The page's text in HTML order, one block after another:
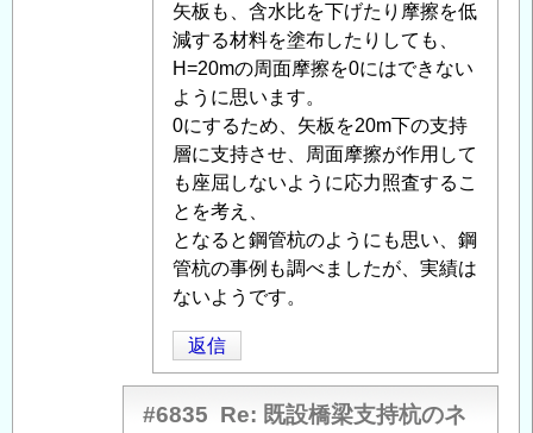
る
「 Re:
既
設
橋
梁
支
持
杭
の
ネ
ガ
テ
ィ
ブ
矢板も、含水比を下げたり摩擦を低
減する材料を塗布したりしても、
H=20mの周面摩擦を0にはできない
ように思います。
0にするため、矢板を20m下の支持
層に支持させ、周面摩擦が作用して
も座屈しないように応力照査するこ
とを考え、
となると鋼管杭のようにも思い、鋼
管杭の事例も調べましたが、実績は
ないようです。
返信
#6835 Re: 既設橋梁支持杭のネ